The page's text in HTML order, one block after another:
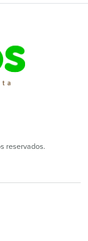
reservados.